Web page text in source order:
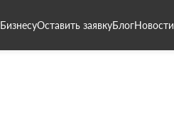
БизнесуОставить заявкуБлогНовости